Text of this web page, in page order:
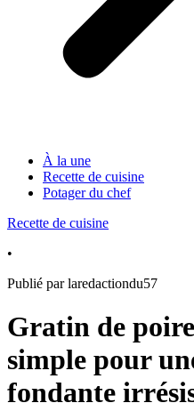
À la une
Recette de cuisine
Potager du chef
Recette de cuisine
•
Publié par laredactiondu57
Gratin de
simple pour
fondante